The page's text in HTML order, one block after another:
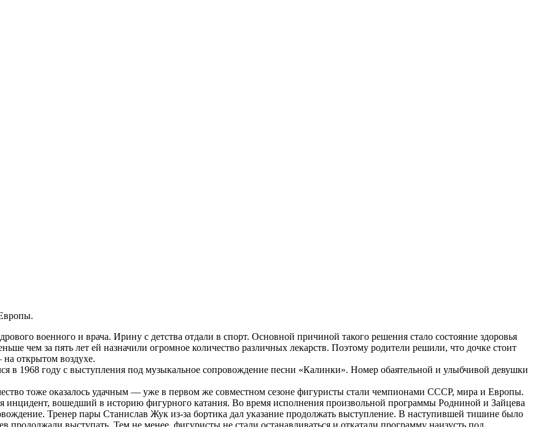
военного и врача. Ирину с детства отдали в спорт. Основной причиной такого решения стало состояние здоровья
чем за пять лет ей назначили огромное количество различных лекарств. Поэтому родители решили, что дочке стоит
открытом воздухе.
1968 году с выступления под музыкальное сопровождение песни «Калинки». Номер обаятельной и улыбчивой девушки
тоже оказалось удачным — уже в первом же совместном сезоне фигуристы стали чемпионами СССР, мира и Европы.
инцидент, вошедший в историю фигурного катания. Во время исполнения произвольной программы Родниной и Зайцева
Тренер пары Станислав Жук из-за бортика дал указание продолжать выступление. В наступившей тишине было
выступать. Тем не менее, фигуристы не стали останавливаться и откатали программу наизусть под